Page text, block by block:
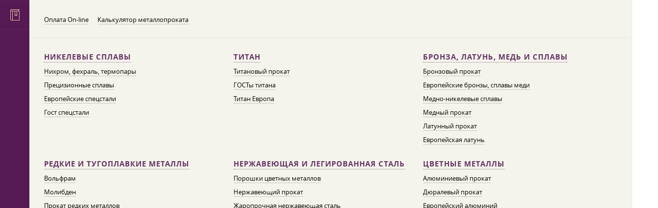
Оплата On-line Калькулятор металлопроката
НИКЕЛЕВЫЕ СПЛАВЫ
Нихром, фехраль, термопары
Прецизионные сплавы
Европейские спецстали
Гост спецстали
ТИТАН
Титановый прокат
ГОСТы титана
Титан Европа
БРОНЗА, ЛАТУНЬ, МЕДЬ И СПЛАВЫ
Бронзовый прокат
Европейские бронзы, сплавы меди
Медно-никелевые сплавы
Медный прокат
Латунный прокат
Европейская латунь
РЕДКИЕ И ТУГОПЛАВКИЕ МЕТАЛЛЫ
Вольфрам
Молибден
Прокат редких металлов
НЕРЖАВЕЮЩАЯ И ЛЕГИРОВАННАЯ СТАЛЬ
Порошки цветных металлов
Нержавеющий прокат
Жаропрочная нержавеющая сталь
ЦВЕТНЫЕ МЕТАЛЛЫ
Алюминиевый прокат
Дюралевый прокат
Европейский алюминий